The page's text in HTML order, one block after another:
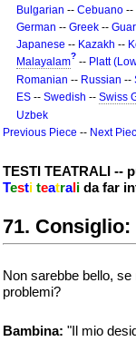
Bulgarian -- Cebuano --
German -- Greek --
Japanese -- Kazakh --
Malayalam? -- Platt
Romanian -- Russian --
ES -- Swedish -- Swiss
Uzbek
Previous Piece -- Next
TESTI TEATRALI --
Testi teatrali da far
71.
Non sarebbe bello,
problemi?
Bambina: "Il mio